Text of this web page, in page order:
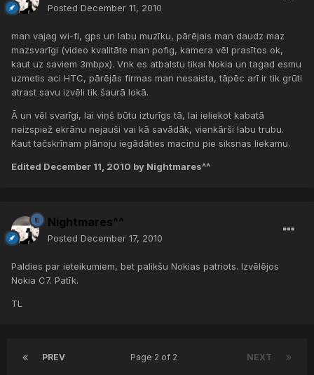
Posted December 11, 2010
man vajag wi-fi, gps un labu muzīku, pārējais man daudz maz
mazsvarīgi (video kvalitāte man pofig, kamera vēl prasītos ok,
kaut uz saviem 3mbpx). Vnk es atbalstu tikai Nokia un tagad esmu
uzmetis aci HTC, pārējās firmas man nesaista, tāpēc arī ir tik grūti
atrast savu izvēli tik šaurā lokā.
Ā un vēl svarīgi, lai viņš būtu izturīgs tā, lai ieliekot kabatā
neizspiež ekrānu nejauši vai kā savādāk, vienkārši labu trubu.
Kaut tačskrīnam plānoju iegādāties maciņu pie siksnas liekamu.
Edited December 11, 2010 by Nightmares^^
Nightmares^^
Posted December 17, 2010
Paldies par ieteikumiem, bet palikšu Nokias patriots. Izvēlējos
Nokia C7. Patīk.
TL
PREV NEXT
Page 2 of 2